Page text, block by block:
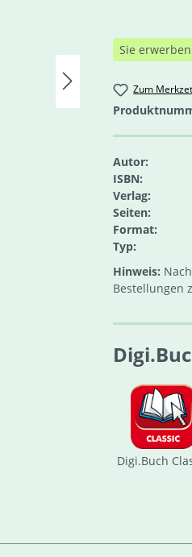
Sie
Zum
Autor:
ISBN:
Verlag:
Seiten:
Format:
Typ:
Hinweis:
Bestellungen
Digi.Buch